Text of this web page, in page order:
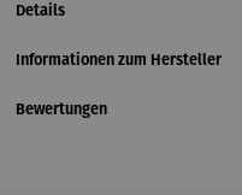
Details
Informationen zum Hersteller
Bewertungen